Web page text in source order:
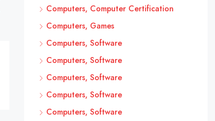
Computers, Computer Certification
Computers, Games
Computers, Software
Computers, Software
Computers, Software
Computers, Software
Computers, Software